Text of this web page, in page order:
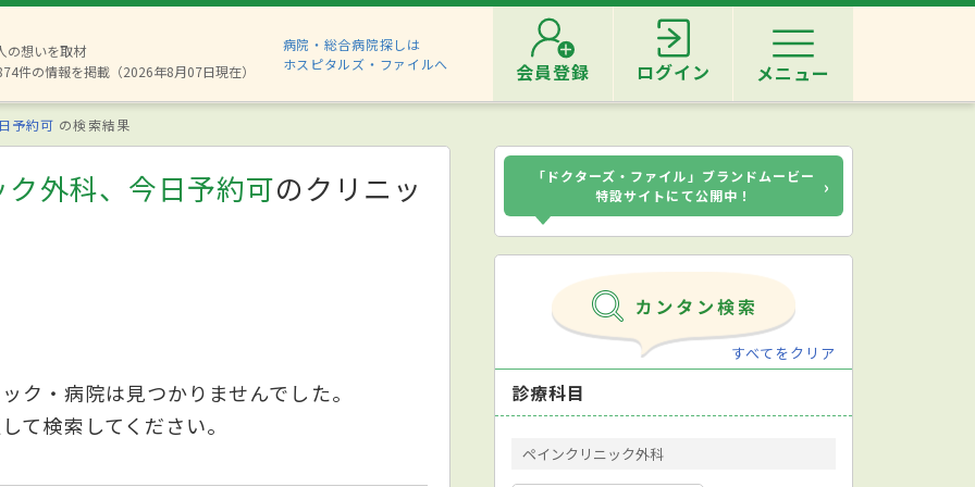
の想いを取材
件の情報を掲載（2026年8月07日現在）
病院・総合病院探しは
ホスピタルズ・ファイルへ
会員登録 ログイン メニュー
予約可 の検索結果
外科、今日予約可のクリニッ
ク・病院は見つかりませんでした。
て検索してください。
「ドクターズ・ファイル」ブランドムービー
特設サイトにて公開中！
›
すべてをクリア
診療科目
ペインクリニック外科